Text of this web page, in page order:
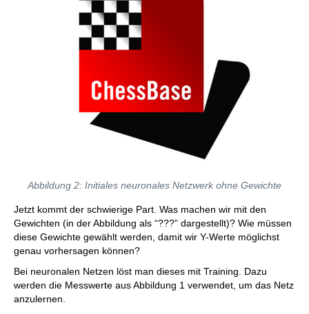
Abbildung 2: Initiales neuronales Netzwerk ohne Gewichte
Jetzt kommt der schwierige Part. Was machen wir mit den
Gewichten (in der Abbildung als “???” dargestellt)? Wie müssen
diese Gewichte gewählt werden, damit wir Y-Werte möglichst
genau vorhersagen können?
Bei neuronalen Netzen löst man dieses mit Training. Dazu
werden die Messwerte aus Abbildung 1 verwendet, um das Netz
anzulernen.